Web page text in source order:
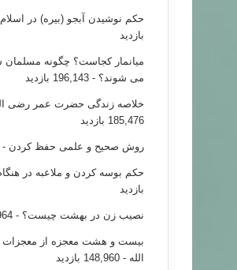
حکم نوشیدن آبجو (بیره) در
بازدید
میانمار کجاست؟ چگونه مسلمان
می شوند؟ - 196,143 بازدید
خلاصه زندگی حضرت عمر رضی
185,476 بازدید
روش صحیح و علمی حفظ کردن - 180,568 بازدید
حکم بوسه کردن و ملاعبه در
بازدید
نصیب زن در بهشت چیست؟ - 152,964 بازدید
بیست و هشت معجزه از
الله - 148,960 بازدید